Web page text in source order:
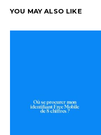
YOU MAY ALSO LIKE